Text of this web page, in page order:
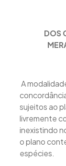
DOS
A
sujeitos ao
livremente
inexistindo
o plano
espécies.